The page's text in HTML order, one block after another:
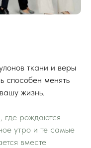
ткани и веры
способен менять
жизнь.
где рождаются
утро и те самые
вместе